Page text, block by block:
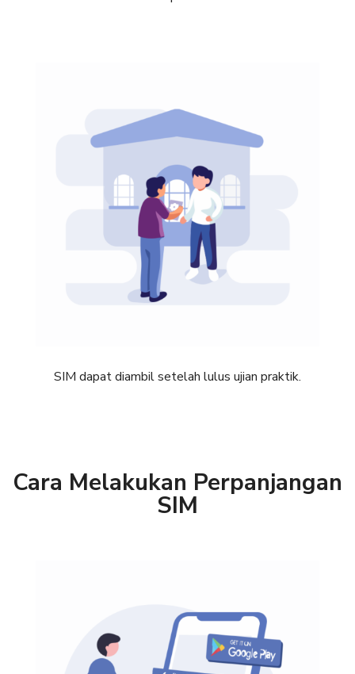
SIM dapat diambil setelah lulus ujian praktik.
Cara Melakukan Perpanjangan
SIM